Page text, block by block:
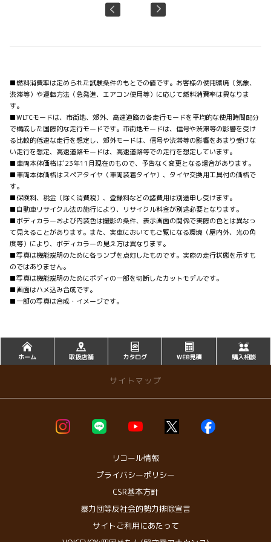
■燃料消費率は定められた試験条件のもとでの値です。お客様の使用環境（気象、
渋滞等）や運転方法（急発進、エアコン使用等）に応じて燃料消費率は異なりま
す。
■WLTCモードは、市街地、郊外、高速道路の各走行モードを平均的な使用時間配分
で構成した国際的な走行モードです。市街地モードは、信号や渋滞等の影響を受け
る比較的低速な走行を想定し、郊外モードは、信号や渋滞等の影響をあまり受けな
い走行を想定、高速道路モードは、高速道路等での走行を想定しています。
■車両本体価格は'23年11月現在のもので、予告なく変更となる場合があります。
■車両本体価格はスペアタイヤ（車両装着タイヤ）、タイヤ交換用工具付の価格で
す。
■保険料、税金（除く消費税）、登録料などの諸費用は別途申し受けます。
■自動車リサイクル法の施行により、リサイクル料金が別途必要となります。
■ボディカラーおよび内装色は撮影の条件、表示画面の関係で実際の色とは異なっ
て見えることがあります。また、実車においてもご覧になる環境（屋内外、光の角
度等）により、ボディカラーの見え方は異なります。
■写真は機能説明のために各ランプを点灯したものです。実際の走行状態を示すも
のではありません。
■写真は機能説明のためにボディの一部を切断したカットモデルです。
■画面はハメ込み合成です。
■一部の写真は合成・イメージです。
ホーム 取扱店舗 カタログ WEB見積 購入相談
サイトマップ
リコール情報
プライバシーポリシー
CSR基本方針
暴力団等反社会的勢力排除宣言
サイトご利用にあたって